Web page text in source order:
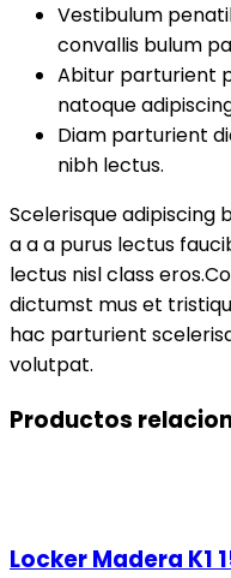
Vestibulum
convallis bulum
Abitur parturient
natoque
Diam parturient
nibh lectus.
Scelerisque adipiscing
a a a purus lectus
lectus nisl class
dictumst mus et
hac parturient
volutpat.
Productos
Locker Madera K1